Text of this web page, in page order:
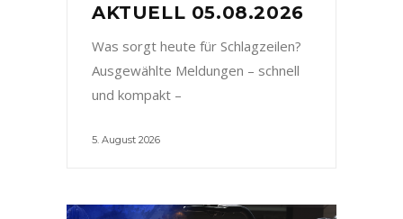
AKTUELL 05.08.2026
Was sorgt heute für Schlagzeilen?
Ausgewählte Meldungen – schnell
und kompakt –
5. August 2026